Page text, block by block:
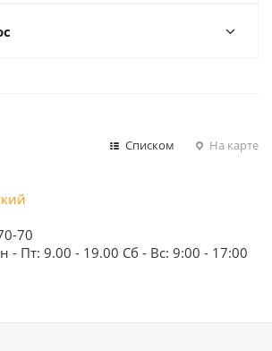
Списком На карте
70
- Пт: 9.00 - 19.00 Сб - Вс: 9:00 - 17:00